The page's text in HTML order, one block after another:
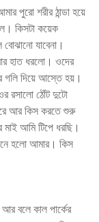
পুরো শরীর ঠান্ডা হয়ে
কিসটা কয়েক
যাবেনা।
হাত ধরলো। ওদের
গলি দিয়ে আস্তে হয়।
রসালো ঠোঁট দুটো
আর কিস করতে শুরু
আমি টিপে ধরছি।
হলো আমার। কিস
বলে কাল পার্কের